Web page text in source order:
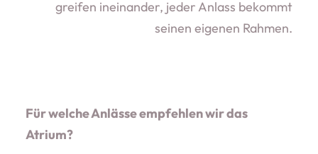
greifen ineinander, jeder Anlass bekommt
seinen eigenen Rahmen.
Für welche Anlässe empfehlen wir das
Atrium?